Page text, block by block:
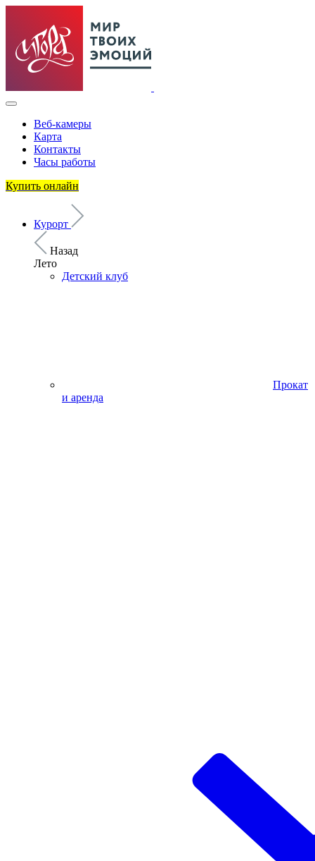
Веб-камеры
Карта
Контакты
Часы работы
Купить онлайн
Курорт
Назад
Лето
Детский клуб
Прокат
и аренда